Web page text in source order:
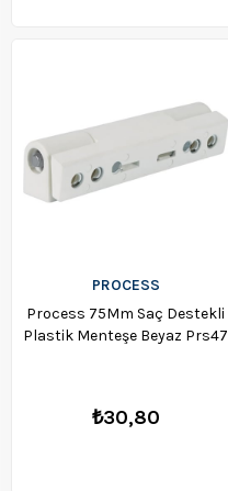
PROCESS
Process 75Mm Saç Destekli
Plastik Menteşe Beyaz Prs47
₺30,80